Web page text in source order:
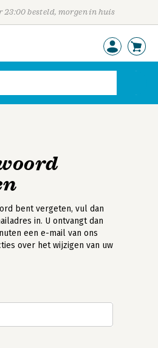
23:00 besteld, morgen in huis
bent vergeten, vul dan
in. U ontvangt dan
een e-mail van ons
over het wijzigen van uw